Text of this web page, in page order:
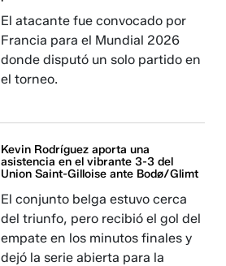
El atacante fue convocado por
Francia para el Mundial 2026
donde disputó un solo partido en
el torneo.
Kevin Rodríguez aporta una
asistencia en el vibrante 3-3 del
Union Saint-Gilloise ante Bodø/Glimt
El conjunto belga estuvo cerca
del triunfo, pero recibió el gol del
empate en los minutos finales y
dejó la serie abierta para la